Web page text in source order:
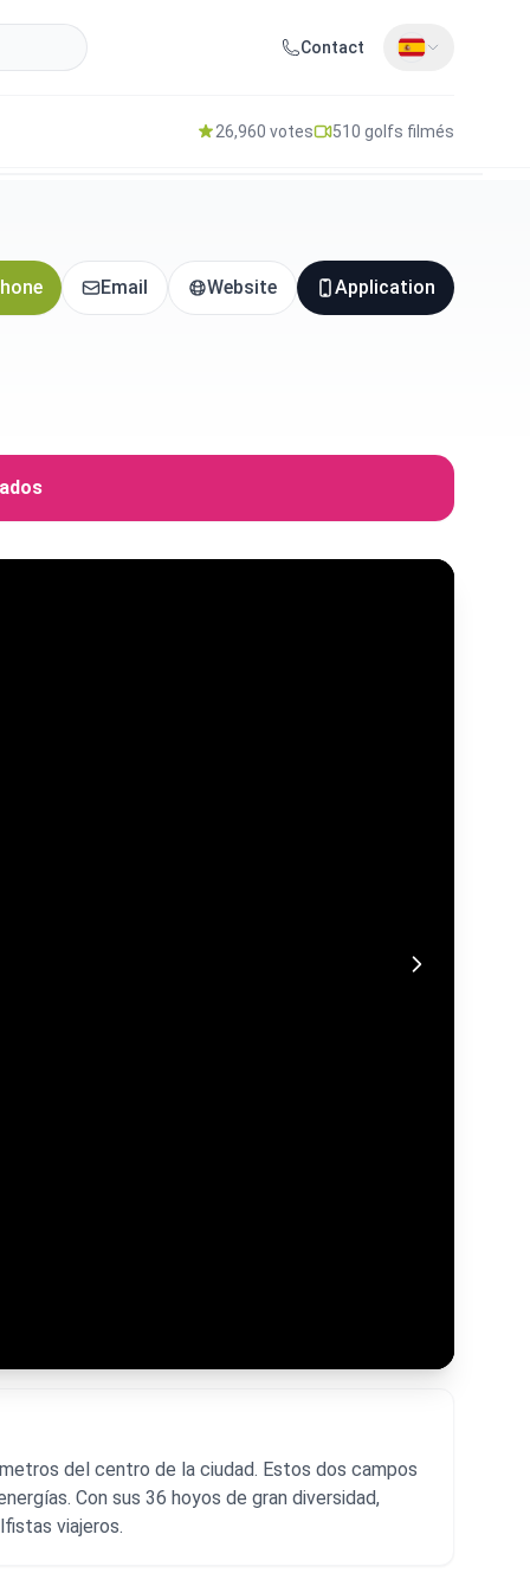
Contact
26,960 votes 510 golfs filmés
Email Website Application
del centro de la ciudad. Estos dos campos
Con sus 36 hoyos de gran diversidad,
viajeros.